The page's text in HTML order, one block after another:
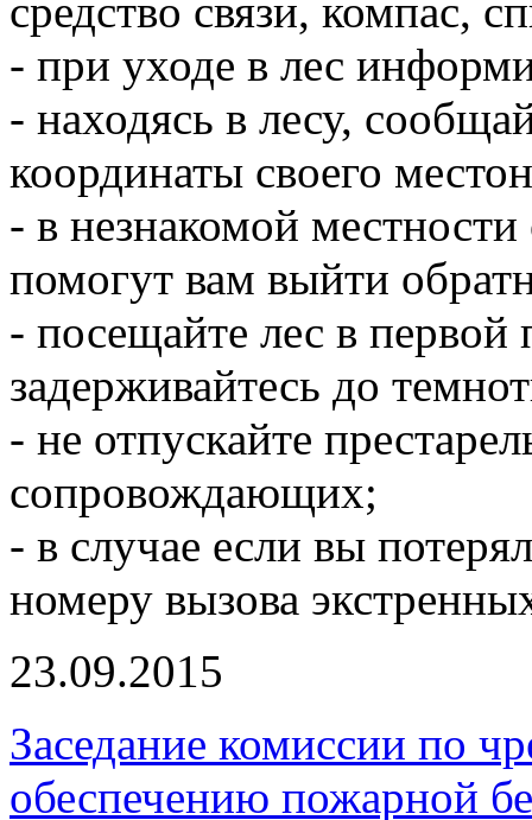
средство связи, компас,
- при уходе в лес
- находясь в лесу,
координаты своего
- в незнакомой
помогут вам выйти
- посещайте лес в первой
задерживайтесь до
- не отпускайте
сопровождающих;
- в случае если вы
номеру вызова
23.09.2015
Заседание комиссии по
обеспечению пожарной